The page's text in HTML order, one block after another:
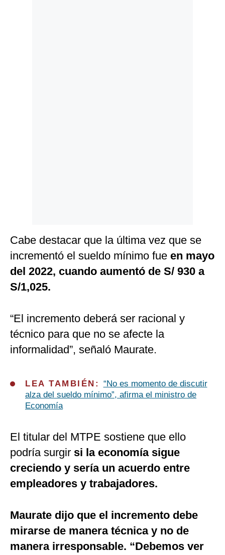
Cabe destacar que la última vez que se
incrementó el sueldo mínimo fue en mayo
del 2022, cuando aumentó de S/ 930 a
S/1,025.
“El incremento deberá ser racional y
técnico para que no se afecte la
informalidad”, señaló Maurate.
LEA TAMBIÉN: “No es momento de discutir
alza del sueldo mínimo”, afirma el ministro de
Economía
El titular del MTPE sostiene que ello
podría surgir si la economía sigue
creciendo y sería un acuerdo entre
empleadores y trabajadores.
Maurate dijo que el incremento debe
mirarse de manera técnica y no de
manera irresponsable. “Debemos ver